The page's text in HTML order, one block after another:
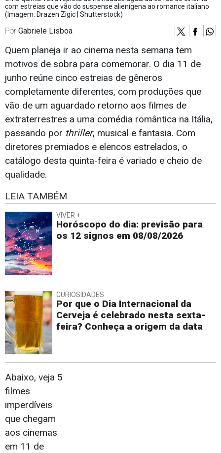
com estreias que vão do suspense alienígena ao romance italiano
(Imagem: Drazen Zigic | Shutterstock)
Por Gabriele Lisboa
Quem planeja ir ao cinema nesta semana tem
motivos de sobra para comemorar. O dia 11 de
junho reúne cinco estreias de gêneros
completamente diferentes, com produções que
vão de um aguardado retorno aos filmes de
extraterrestres a uma comédia romântica na Itália,
passando por thriller, musical e fantasia. Com
diretores premiados e elencos estrelados, o
catálogo desta quinta-feira é variado e cheio de
qualidade.
LEIA TAMBÉM
VIVER +
Horóscopo do dia: previsão para
os 12 signos em 08/08/2026
CURIOSIDADES
Por que o Dia Internacional da
Cerveja é celebrado nesta sexta-
feira? Conheça a origem da data
Abaixo, veja 5
filmes
imperdíveis
que chegam
aos cinemas
em 11 de